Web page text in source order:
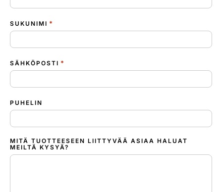
SUKUNIMI *
SÄHKÖPOSTI *
PUHELIN
MITÄ TUOTTEESEEN LIITTYVÄÄ ASIAA HALUAT
MEILTÄ KYSYÄ?